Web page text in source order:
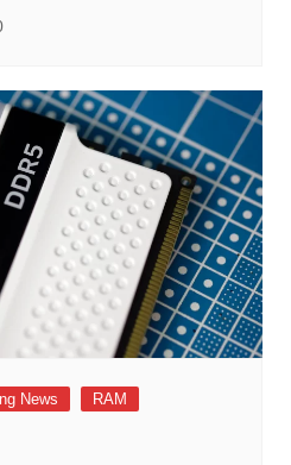
News
RAM